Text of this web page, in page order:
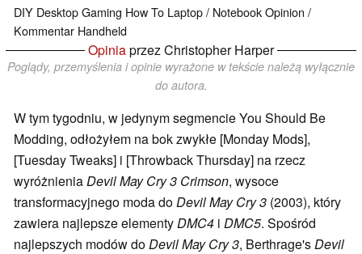
DIY DesktopGaming How To Laptop / NotebookOpinion /
Kommentar Handheld
Opiniaprzez Christopher Harper
Poglądy, przemyślenia i opinie wyrażone w tekście należą wyłącznie
do autora.
W tym tygodniu, w jedynym segmencie You Should Be
Modding, odłożyłem na bok zwykłe [Monday Mods],
[Tuesday Tweaks] i [Throwback Thursday] na rzecz
wyróżnieniaDevil May Cry 3 Crimson, wysoce
transformacyjnego moda doDevil May Cry 3 (2003), który
zawiera najlepsze elementyDMC4 i DMC5. Spośród
najlepszych modów doDevil May Cry 3, Berthrage'sDevil